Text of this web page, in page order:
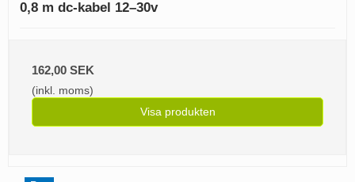
0,8 m dc-kabel 12–30v
162,00 SEK
(inkl. moms)
Visa produkten